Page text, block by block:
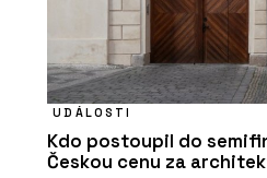
UDÁLOSTI
Kdo postoupil do
Českou cenu za